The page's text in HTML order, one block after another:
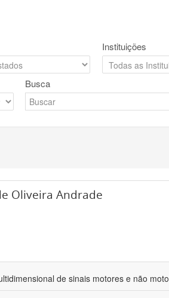
Instituições
Busca
Oliveira Andrade
de sinais motores e não